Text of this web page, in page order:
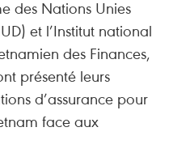
des Nations Unies
et l’Institut national
des Finances,
présenté leurs
d’assurance pour
face aux